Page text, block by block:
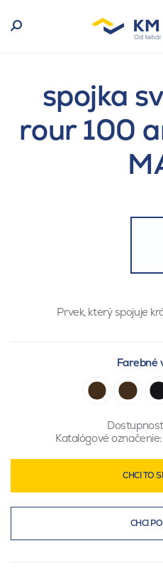
spojka
rour 100
Prvek, který spojuje
Farebné
Katalógové označenie:
CHCI TO
CHCI